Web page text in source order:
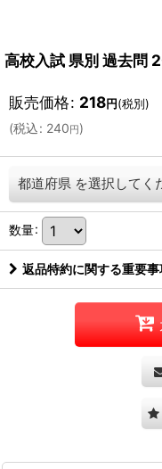
高校入試 県別 過去問
販売価格: 218円(税別)
(税込: 240円)
都道府県 を選択してく
数量:
返品特約に関する重要事